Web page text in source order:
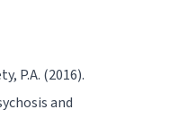
P.A. (2016).
and